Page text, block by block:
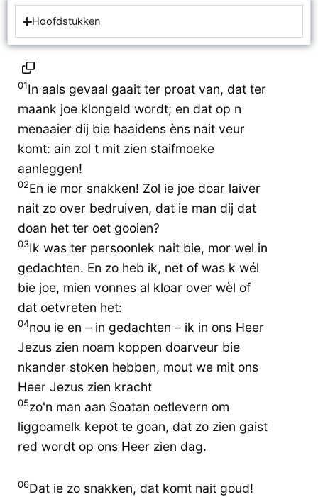
Hoofdstukken
01In aals gevaal gaait ter proat van, dat ter
maank joe klongeld wordt; en dat op n
menaaier dij bie haaidens èns nait veur
komt: ain zol t mit zien staifmoeke
aanleggen!
02En ie mor snakken! Zol ie joe doar laiver
nait zo over bedruiven, dat ie man dij dat
doan het ter oet gooien?
03Ik was ter persoonlek nait bie, mor wel in
gedachten. En zo heb ik, net of was k wél
bie joe, mien vonnes al kloar over wèl of
dat oetvreten het:
04nou ie en – in gedachten – ik in ons Heer
Jezus zien noam koppen doarveur bie
nkander stoken hebben, mout we mit ons
Heer Jezus zien kracht
05zo'n man aan Soatan oetlevern om
liggoamelk kepot te goan, dat zo zien gaist
red wordt op ons Heer zien dag.
06Dat ie zo snakken, dat komt nait goud!